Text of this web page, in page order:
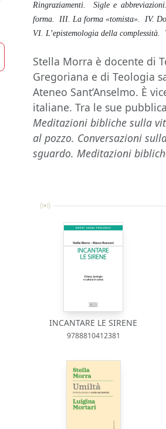
Ringraziamenti. Sigle e
forma. III. La forma «tomista». IV.
VI. L’epistemologia della
Stella Morra è docente di
Gregoriana e di Teologia
Ateneo Sant’Anselmo. È
italiane. Tra le sue
Meditazioni bibliche sulla
al pozzo. Conversazioni
sguardo. Meditazioni
INCANTARE LE SIRENE
9788810412381